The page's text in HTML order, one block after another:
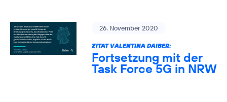
26. November 2020
ZITAT VALENTINA DAIBER:
Fortsetzung mit der
Task Force 5G in NRW